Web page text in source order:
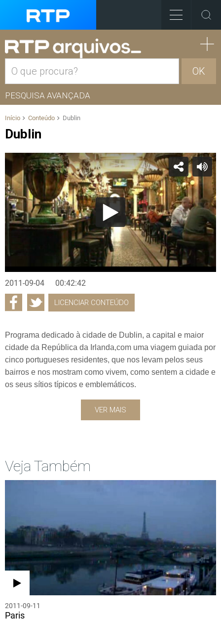
OK
PESQUISA AVANÇADA
Início Conteúdo Dublin
Dublin
2011-09-04 00:42:42
LICENCIAR CONTEÚDO
Programa dedicado à cidade de Dublin, a capital e maior
cidade da República da Irlanda,com uma viagem guiada por
cinco portugueses residentes, que nos levam pelos seus
bairros e nos mostram como vivem, como sentem a cidade e
os seus sítios típicos e emblemáticos.
VER MAIS
Veja Também
2011-09-11
Paris